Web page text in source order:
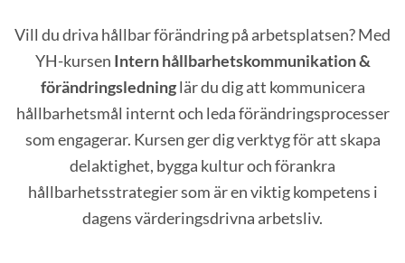
Vill du driva hållbar förändring på arbetsplatsen? Med
YH-kursen Intern hållbarhetskommunikation &
förändringsledninglär du dig att kommunicera
hållbarhetsmål internt och leda förändringsprocesser
som engagerar. Kursen ger dig verktyg för att skapa
delaktighet, bygga kultur och förankra
hållbarhetsstrategier som är en viktig kompetens i
dagens värderingsdrivna arbetsliv.